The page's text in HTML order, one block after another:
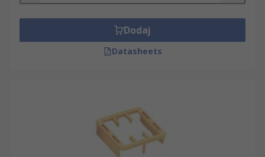
Dodaj
Datasheets